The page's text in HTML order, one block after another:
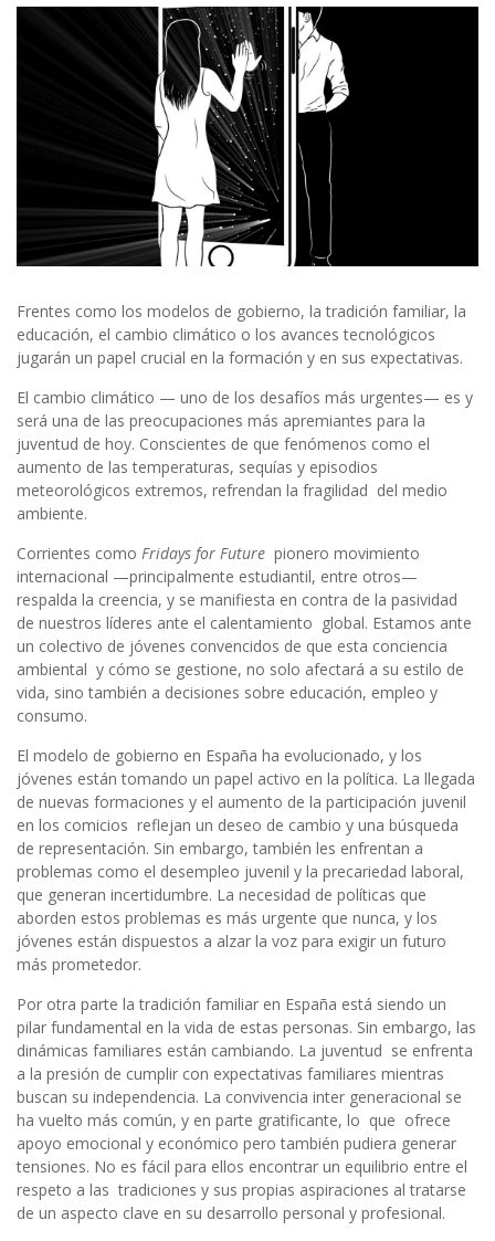
Frentes como los modelos de gobierno, la tradición familiar, la
educación, el cambio climático o los avances tecnológicos
jugarán un papel crucial en la formación y en sus expectativas.
El cambio climático — uno de los desafíos más urgentes— es y
será una de las preocupaciones más apremiantes para la
juventud de hoy. Conscientes de que fenómenos como el
aumento de las temperaturas, sequías y episodios
meteorológicos extremos, refrendan la fragilidad del medio
ambiente.
Corrientes como Fridays for Future pionero movimiento
internacional —principalmente estudiantil, entre otros—
respalda la creencia, y se manifiesta en contra de la pasividad
de nuestros líderes ante el calentamiento global. Estamos ante
un colectivo de jóvenes convencidos de que esta conciencia
ambiental y cómo se gestione, no solo afectará a su estilo de
vida, sino también a decisiones sobre educación, empleo y
consumo.
El modelo de gobierno en España ha evolucionado, y los
jóvenes están tomando un papel activo en la política. La llegada
de nuevas formaciones y el aumento de la participación juvenil
en los comicios reflejan un deseo de cambio y una búsqueda
de representación. Sin embargo, también les enfrentan a
problemas como el desempleo juvenil y la precariedad laboral,
que generan incertidumbre. La necesidad de políticas que
aborden estos problemas es más urgente que nunca, y los
jóvenes están dispuestos a alzar la voz para exigir un futuro
más prometedor.
Por otra parte la tradición familiar en España está siendo un
pilar fundamental en la vida de estas personas. Sin embargo, las
dinámicas familiares están cambiando. La juventud se enfrenta
a la presión de cumplir con expectativas familiares mientras
buscan su independencia. La convivencia inter generacional se
ha vuelto más común, y en parte gratificante, lo que ofrece
apoyo emocional y económico pero también pudiera generar
tensiones. No es fácil para ellos encontrar un equilibrio entre el
respeto a las tradiciones y sus propias aspiraciones al tratarse
de un aspecto clave en su desarrollo personal y profesional.